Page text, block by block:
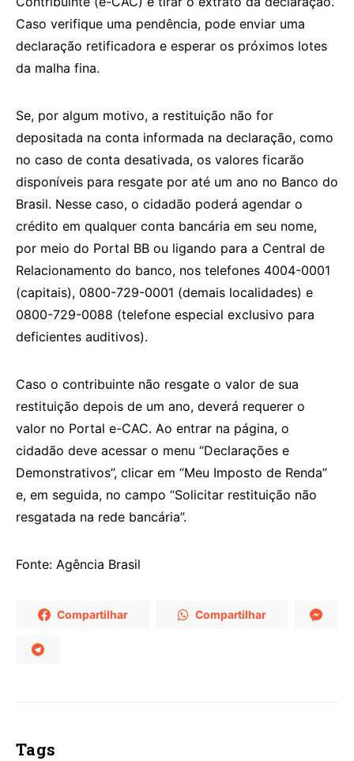
Caso verifique uma pendência, pode enviar uma
declaração retificadora e esperar os próximos lotes
da malha fina.
Se, por algum motivo, a restituição não for
depositada na conta informada na declaração, como
no caso de conta desativada, os valores ficarão
disponíveis para resgate por até um ano no Banco do
Brasil. Nesse caso, o cidadão poderá agendar o
crédito em qualquer conta bancária em seu nome,
por meio do Portal BB ou ligando para a Central de
Relacionamento do banco, nos telefones 4004-0001
(capitais), 0800-729-0001 (demais localidades) e
0800-729-0088 (telefone especial exclusivo para
deficientes auditivos).
Caso o contribuinte não resgate o valor de sua
restituição depois de um ano, deverá requerer o
valor no Portal e-CAC. Ao entrar na página, o
cidadão deve acessar o menu “Declarações e
Demonstrativos”, clicar em “Meu Imposto de Renda”
e, em seguida, no campo “Solicitar restituição não
resgatada na rede bancária”.
Fonte: Agência Brasil
Compartilhar Compartilhar
Tags